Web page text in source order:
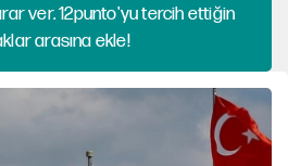
ver. 12punto'yu tercih ettiğin
arasına ekle!